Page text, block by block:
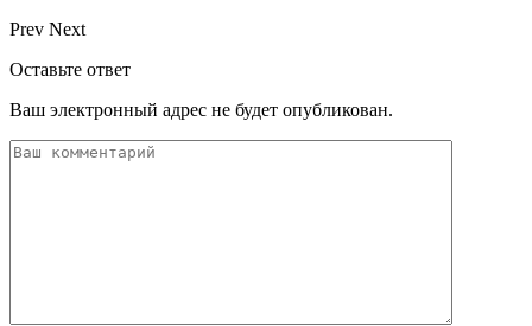
Prev Next
Оставьте ответ
Ваш электронный адрес не будет опубликован.